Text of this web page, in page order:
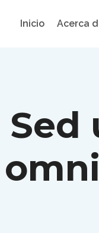
Inicio Acerca
Sed